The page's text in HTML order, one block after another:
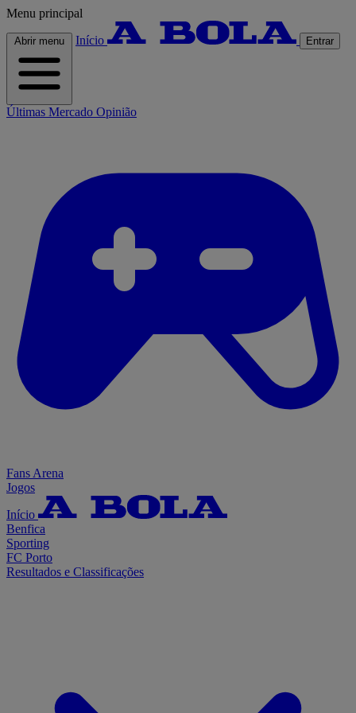
Menu principal
Abrir menu Início Entrar
Últimas Mercado Opinião
Fans Arena
Jogos
Início
Benfica
Sporting
FC Porto
Resultados e Classificações